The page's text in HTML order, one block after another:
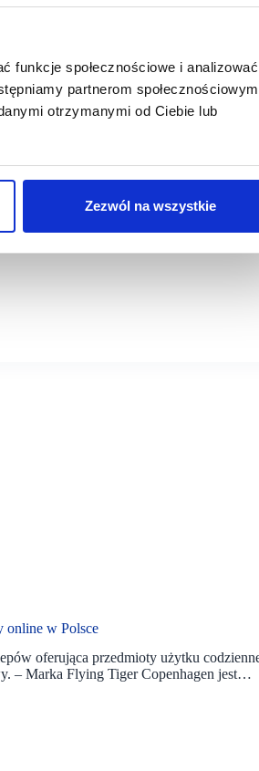
funkcje społecznościowe i analizować
partnerom
otrzymanymi od Ciebie lub
Zezwól na wszystkie
Tiger Copenhagen
do Polski. Klienci mogą już robić
Flying Tiger Copenhagen, w Polsce
online w Polsce
oferująca przedmioty użytku
– Marka Flying Tiger Copenhagen jest…